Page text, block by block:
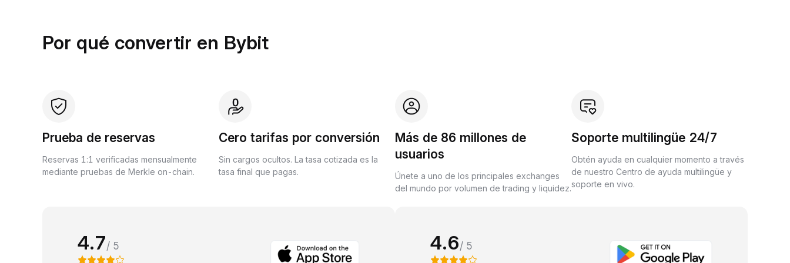
Por qué convertir en Bybit
Prueba de reservas
Reservas 1:1 verificadas mensualmente
mediante pruebas de Merkle on-chain.
Cero tarifas por conversión
Sin cargos ocultos. La tasa cotizada es la
tasa final que pagas.
Más de 86 millones de
usuarios
Únete a uno de los principales exchanges
del mundo por volumen de trading y liquidez.
Soporte multilingüe 24/7
Obtén ayuda en cualquier momento a través
de nuestro Centro de ayuda multilingüe y
soporte en vivo.
4.7/ 5 4.6/ 5